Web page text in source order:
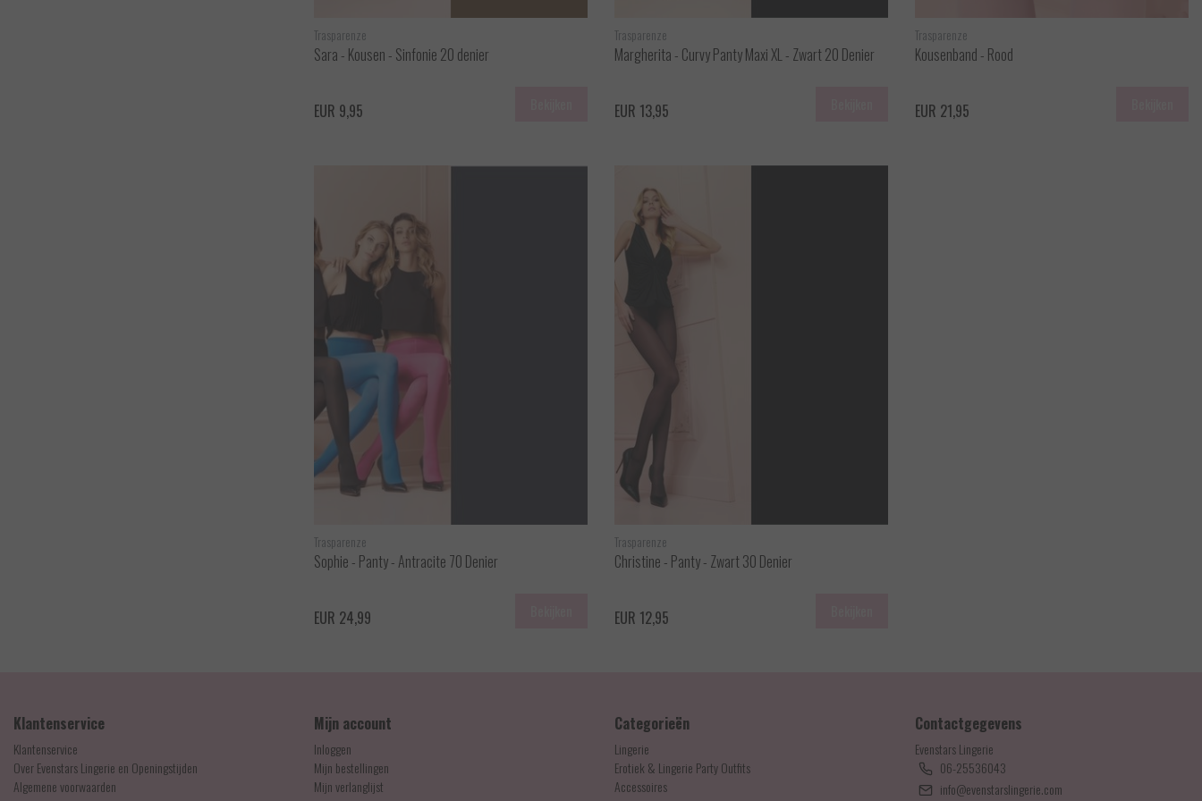
Trasparenze
Sara - Kousen - Sinfonie 20 denier
EUR 9,95
Trasparenze
Margherita - Curvy Panty Maxi XL - Zwart 20 Denier
EUR 13,95
Trasparenze
Kousenband - Rood
EUR 21,95
Trasparenze
Sophie - Panty - Antracite 70 Denier
EUR 24,99
Trasparenze
Christine - Panty - Zwart 30 Denier
EUR 12,95
Klantenservice
Klantenservice
Over Evenstars Lingerie en Openingstijden
Algemene voorwaarden
Mijn account
Inloggen
Mijn bestellingen
Mijn verlanglijst
Categorieën
Lingerie
Erotiek & Lingerie Party Outfits
Accessoires
Contactgegevens
Evenstars Lingerie
06-25536043
info@evenstarslingerie.com